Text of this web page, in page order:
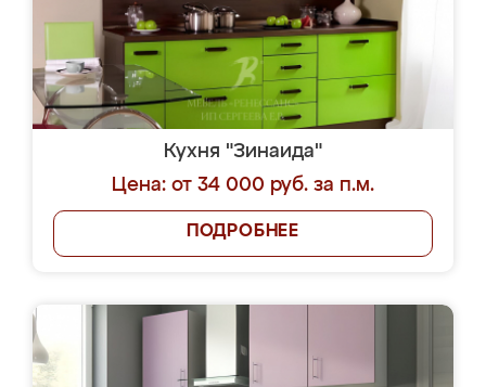
Кухня "Зинаида"
Цена: от 34 000 руб. за п.м.
ПОДРОБНЕЕ